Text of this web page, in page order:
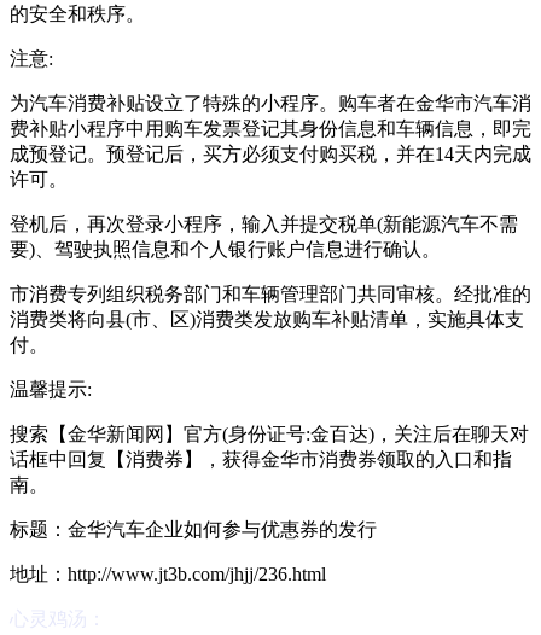
的安全和秩序。
注意:
为汽车消费补贴设立了特殊的小程序。购车者在金华市汽车消
费补贴小程序中用购车发票登记其身份信息和车辆信息，即完
成预登记。预登记后，买方必须支付购买税，并在14天内完成
许可。
登机后，再次登录小程序，输入并提交税单(新能源汽车不需
要)、驾驶执照信息和个人银行账户信息进行确认。
市消费专列组织税务部门和车辆管理部门共同审核。经批准的
消费类将向县(市、区)消费类发放购车补贴清单，实施具体支
付。
温馨提示:
搜索【金华新闻网】官方(身份证号:金百达)，关注后在聊天对
话框中回复【消费券】，获得金华市消费券领取的入口和指
南。
标题：金华汽车企业如何参与优惠券的发行
地址：http://www.jt3b.com/jhjj/236.html
心灵鸡汤：